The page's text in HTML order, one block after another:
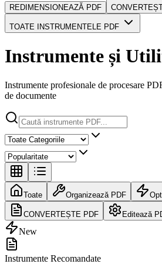
REDIMENSIONEAZĂ PDF
TOATE INSTRUMENTELE PDF
Instrumente și
Instrumente profesionale de procesare
de documente
Toate Organizează PDF
CONVERTEȘTE PDF Editează
New
Instrumente Recomandate